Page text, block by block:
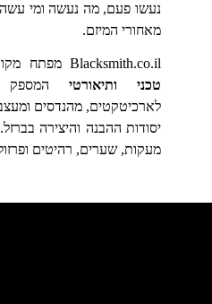
נעשו פעם, מה נעשה ומי עשה
מאחורי המיזם.
Blacksmith.co.il מפתח מקור אינפורמציה,
טכני ותיאורטי המספק
לארכיטקטים, מהנדסים
יסודות ההבנה והיצירה
מעקות, שערים, רהיטים